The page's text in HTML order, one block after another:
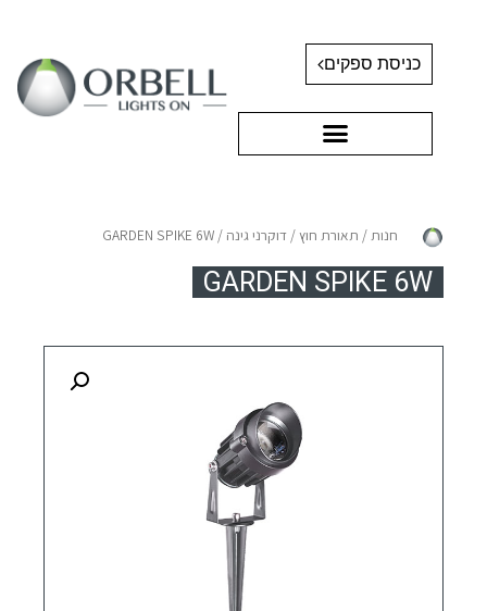
כניסת ספקים
חנות / תאורת חוץ/ דוקרני גינה / GARDEN SPIKE 6W
GARDEN SPIKE 6W